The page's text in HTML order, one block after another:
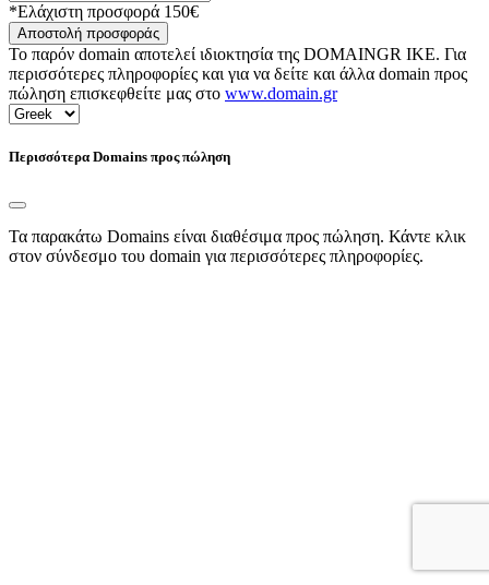
*Ελάχιστη προσφορά 150€
Αποστολή προσφοράς
Το παρόν domain αποτελεί ιδιοκτησία της DOMAINGR ΙΚΕ. Για
περισσότερες πληροφορίες και για να δείτε και άλλα domain προς
πώληση επισκεφθείτε μας στο www.domain.gr
Περισσότερα Domains προς πώληση
Τα παρακάτω Domains είναι διαθέσιμα προς πώληση. Κάντε κλικ
στον σύνδεσμο του domain για περισσότερες πληροφορίες.